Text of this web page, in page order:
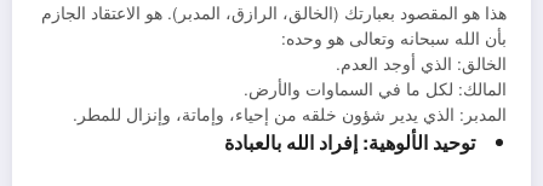
هذا هو المقصود بعبارتك (الخالق، الرازق، المدبر). هو الاعتقاد الجازم
بأن الله سبحانه وتعالى هو وحده:
الخالق: الذي أوجد العدم.
المالك: لكل ما في السماوات والأرض.
المدبر: الذي يدير شؤون خلقه من إحياء، وإماتة، وإنزال للمطر.
توحيد الألوهية: إفراد الله بالعبادة